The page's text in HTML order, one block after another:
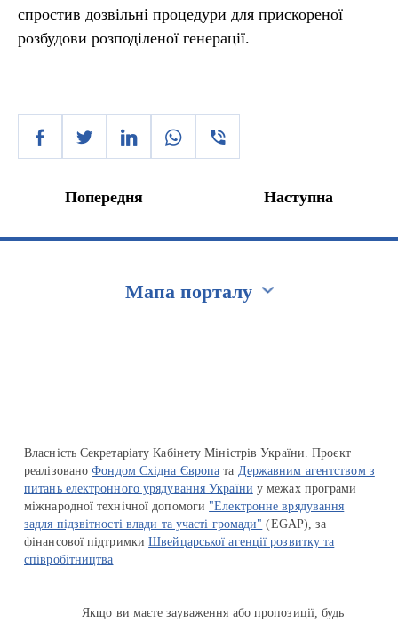
спростив дозвільні процедури для прискореної
розбудови розподіленої генерації.
Попередня Наступна
Мапа порталу
Власність Секретаріату Кабінету Міністрів України. Проєкт
реалізованоФондом Східна Європа та Державним агентством з
питань електронного урядування України у межах програми
міжнародної технічної допомоги "Електронне врядування
задля підзвітності влади та участі громади" (EGAP), за
фінансової підтримкиШвейцарської агенції розвитку та
співробітництва
Якщо ви маєте зауваження або пропозиції, будь